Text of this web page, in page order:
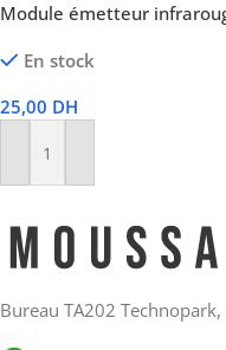
Module émetteur
En stock
25,00 DH
Ajouter Au Panier
Bureau TA202